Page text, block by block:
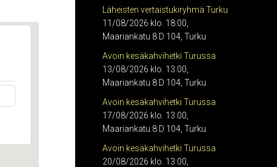
Läheisten vertaistukiryhmä Turku
11/08/2026 klo. 18:00,
Maariankatu 8 D 104, Turku
Avoin kesäkahvihetki Turussa
13/08/2026 klo. 13:00,
Maariankatu 8 D 104, Turku
Avoin kesäkahvihetki Turussa
17/08/2026 klo. 13:00,
Maariankatu 8 D 104, Turku
Avoin kesäkahvihetki Turussa
20/08/2026 klo. 13:00,